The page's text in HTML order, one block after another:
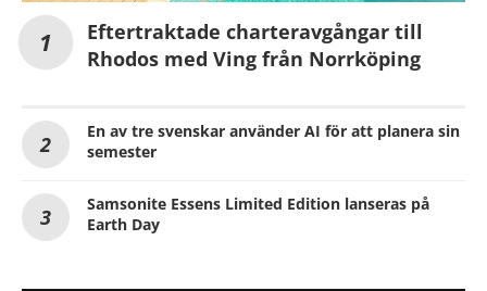
Eftertraktade charteravgångar till
Rhodos med Ving från Norrköping
En av tre svenskar använder AI för att planera sin
semester
Samsonite Essens Limited Edition lanseras på
Earth Day